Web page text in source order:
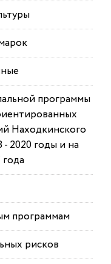
программы
Находкинского
- 2020 годы и на
программам
рисков